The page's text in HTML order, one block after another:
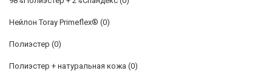
Нейлон Toray Primeflex® (0)
Полиэстер (0)
Полиэстер + натуральная кожа (0)